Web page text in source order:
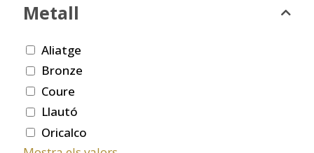
Metall
Aliatge
Bronze
Coure
Llautó
Oricalco